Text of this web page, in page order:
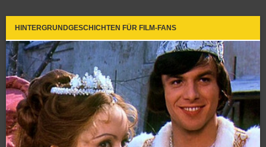
HINTERGRUNDGESCHICHTEN FÜR FILM-FANS